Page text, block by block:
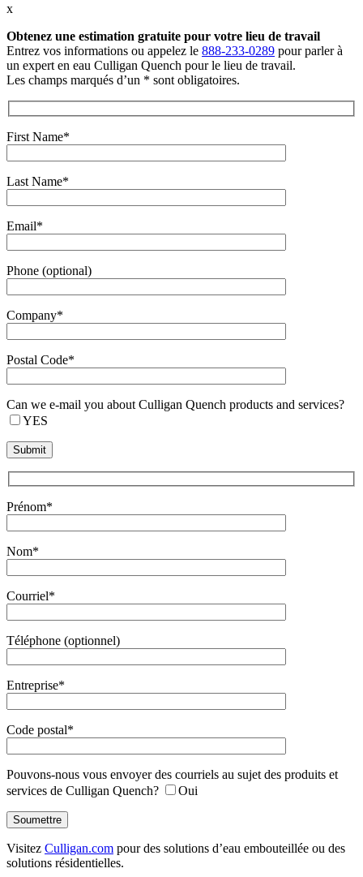
x
Obtenez une estimation gratuite pour votre lieu de travail
Entrez vos informations ou appelez le 888-233-0289 pour parler à
un expert en eau Culligan Quench pour le lieu de travail.
Les champs marqués d’un * sont obligatoires.
First Name*
Last Name*
Email*
Phone (optional)
Company*
Postal Code*
Can we e-mail you about Culligan Quench products and services?
YES
Prénom*
Nom*
Courriel*
Téléphone (optionnel)
Entreprise*
Code postal*
Pouvons-nous vous envoyer des courriels au sujet des produits et
services de Culligan Quench?
Oui
Visitez Culligan.com pour des solutions d’eau embouteillée ou des
solutions résidentielles.